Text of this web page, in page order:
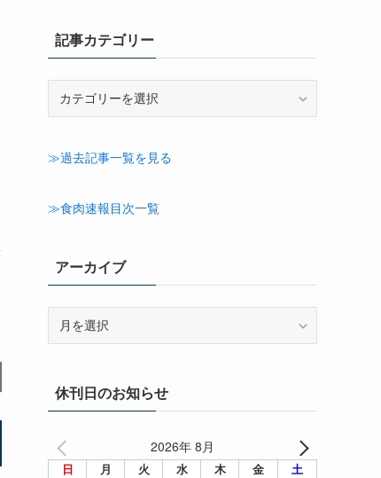
記事カテゴリー
ゴ
ー
≫過去記事一覧を見る
≫食肉速報目次一覧
アーカイブ
ブ休刊日のお知らせ
2026年 8月
日 月 火 水 木 金 土